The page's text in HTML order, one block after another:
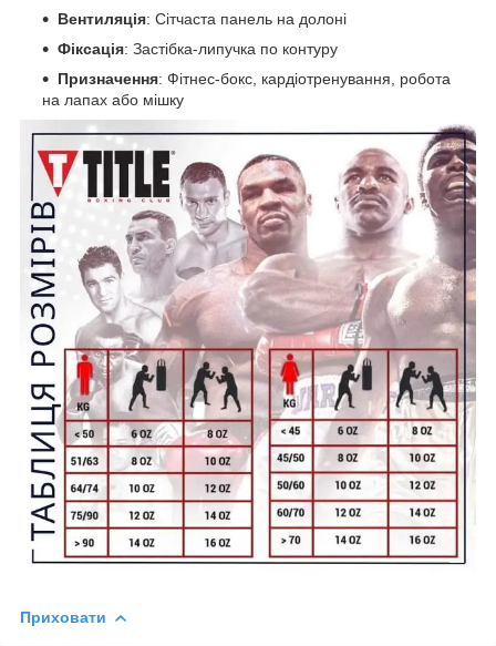
Вентиляція: Сітчаста панель на долоні
Фіксація: Застібка-липучка по контуру
Призначення: Фітнес-бокс, кардіотренування, робота
на лапах або мішку
Приховати